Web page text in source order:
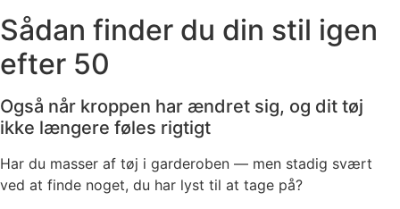
Sådan finder du din stil igen
efter 50
Også når kroppen har ændret sig, og dit tøj
ikke længere føles rigtigt
Har du masser af tøj i garderoben — men stadig svært
ved at finde noget, du har lyst til at tage på?